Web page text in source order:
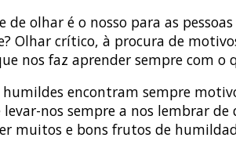
de olhar é o nosso para as
Olhar crítico, à procura de
nos faz aprender sempre com o
humildes encontram sempre
nos sempre a nos lembrar de
muitos e bons frutos de